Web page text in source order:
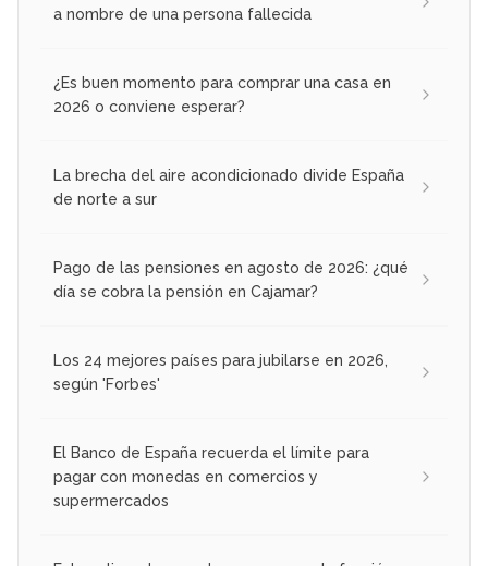
a nombre de una persona fallecida
¿Es buen momento para comprar una casa en
2026 o conviene esperar?
La brecha del aire acondicionado divide España
de norte a sur
Pago de las pensiones en agosto de 2026: ¿qué
día se cobra la pensión en Cajamar?
Los 24 mejores países para jubilarse en 2026,
según 'Forbes'
El Banco de España recuerda el límite para
pagar con monedas en comercios y
supermercados